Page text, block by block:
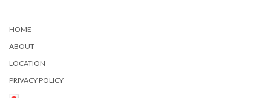
HOME
ABOUT
LOCATION
PRIVACY POLICY